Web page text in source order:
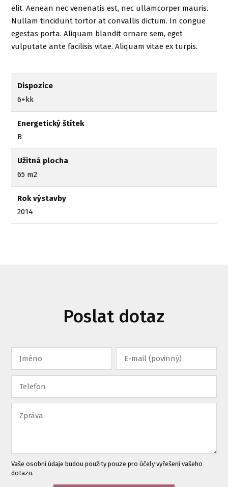
elit. Aenean nec venenatis est, nec ullamcorper mauris.
Nullam tincidunt tortor at convallis dictum. In congue
egestas porta. Aliquam blandit ornare sem, eget
vulputate ante facilisis vitae. Aliquam vitae ex turpis.
Dispozice
6+kk
Energetický štítek
B
Užitná plocha
65 m2
Rok výstavby
2014
Poslat dotaz
Vaše osobní údaje budou použity pouze pro účely vyřešení vašeho
dotazu.